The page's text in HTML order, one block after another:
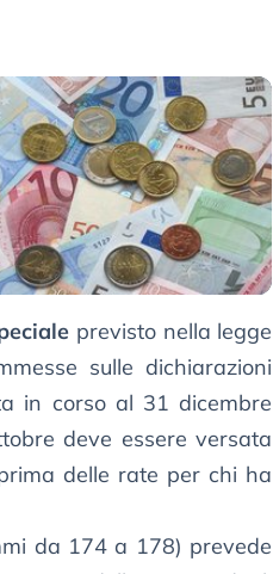
previsto nella legge
sulle dichiarazioni
in corso al 31 dicembre
deve essere versata
delle rate per chi ha
da 174 a 178) prevede